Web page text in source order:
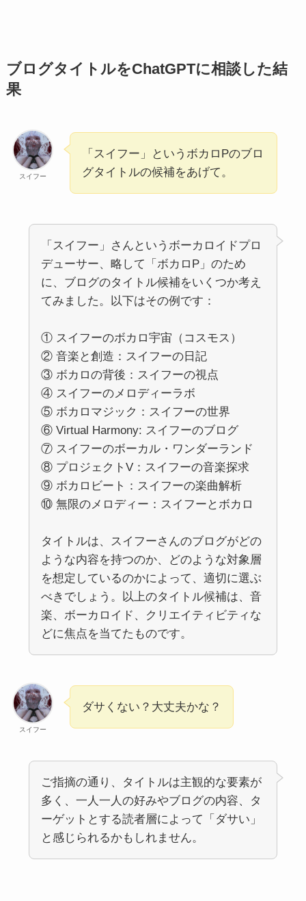
ブログタイトルをChatGPTに相談した結
果
スイフー
「スイフー」というボカロPのブロ
グタイトルの候補をあげて。
「スイフー」さんというボーカロイドプロ
デューサー、略して「ボカロP」のため
に、ブログのタイトル候補をいくつか考え
てみました。以下はその例です：
① スイフーのボカロ宇宙（コスモス）
② 音楽と創造：スイフーの日記
③ ボカロの背後：スイフーの視点
④ スイフーのメロディーラボ
⑤ ボカロマジック：スイフーの世界
⑥ Virtual Harmony: スイフーのブログ
⑦ スイフーのボーカル・ワンダーランド
⑧ プロジェクトV：スイフーの音楽探求
⑨ ボカロビート：スイフーの楽曲解析
⑩ 無限のメロディー：スイフーとボカロ
タイトルは、スイフーさんのブログがどの
ような内容を持つのか、どのような対象層
を想定しているのかによって、適切に選ぶ
べきでしょう。以上のタイトル候補は、音
楽、ボーカロイド、クリエイティビティな
どに焦点を当てたものです。
スイフー
ダサくない？大丈夫かな？
ご指摘の通り、タイトルは主観的な要素が
多く、一人一人の好みやブログの内容、タ
ーゲットとする読者層によって「ダサい」
と感じられるかもしれません。